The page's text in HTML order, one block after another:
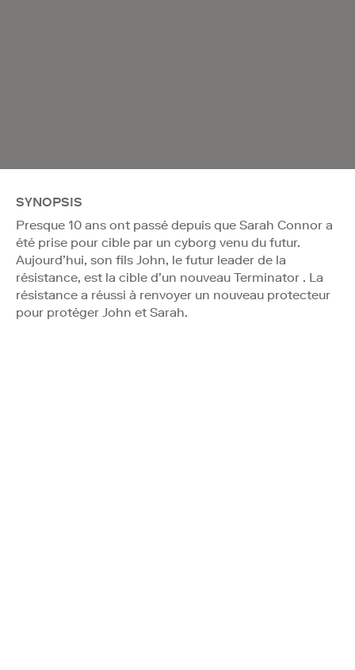
SYNOPSIS
Presque 10 ans ont passé depuis que Sarah Connor a
été prise pour cible par un cyborg venu du futur.
Aujourd’hui, son fils John, le futur leader de la
résistance, est la cible d’un nouveau Terminator . La
résistance a réussi à renvoyer un nouveau protecteur
pour protéger John et Sarah.